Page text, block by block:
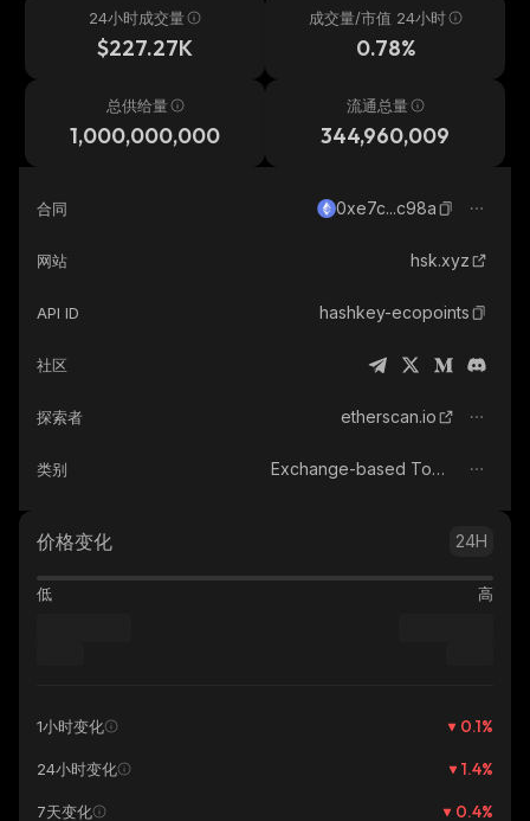
24小时成交量
$227.27K
成交量/市值 24小时
0.78%
总供给量
1,000,000,000
流通总量
344,960,009
合同 0xe7c...c98a
网站 hsk.xyz
API ID hashkey-ecopoints
社区
探索者 etherscan.io
类别 Exchange-based Tokens
价格变化 24H
低 高
1小时变化 0.1%
24小时变化 1.4%
7天变化 0.4%